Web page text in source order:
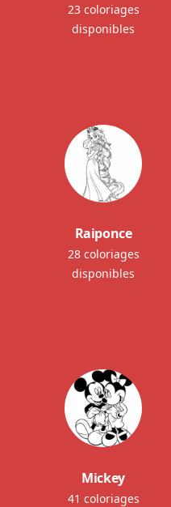
23 coloriages
disponibles
Raiponce
28 coloriages
disponibles
Mickey
41 coloriages